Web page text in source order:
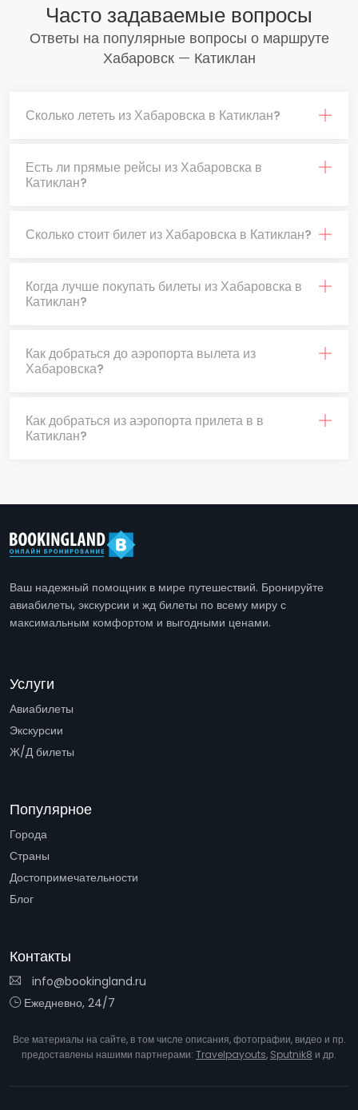
Часто задаваемые вопросы
Ответы на популярные вопросы о маршруте
Хабаровск — Катиклан
Сколько лететь из Хабаровска в Катиклан?
Есть ли прямые рейсы из Хабаровска в
Катиклан?
Сколько стоит билет из Хабаровска в Катиклан?
Когда лучше покупать билеты из Хабаровска в
Катиклан?
Как добраться до аэропорта вылета из
Хабаровска?
Как добраться из аэропорта прилета в в
Катиклан?
Ваш надежный помощник в мире путешествий. Бронируйте
авиабилеты, экскурсии и жд билеты по всему миру с
максимальным комфортом и выгодными ценами.
Услуги
Авиабилеты
Экскурсии
Ж/Д билеты
Популярное
Города
Страны
Достопримечательности
Блог
Контакты
info@bookingland.ru
Ежедневно, 24/7
Все материалы на сайте, в том числе описания, фотографии, видео и пр.
предоставлены нашими партнерами: Travelpayouts, Sputnik8 и др.